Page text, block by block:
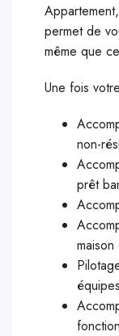
permet de
même que
Une fois
non-
prêt